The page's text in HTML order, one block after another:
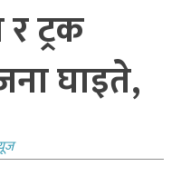
ट्रक
घाइते,